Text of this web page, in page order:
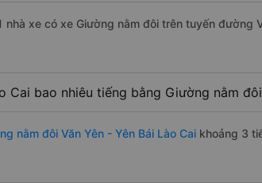
xe có xe Giường nằm đôi trên tuyến đường
Cai bao nhiêu tiếng bằng Giường nằm
nằm đôi Văn Yên - Yên Bái Lào Cai khoảng 3